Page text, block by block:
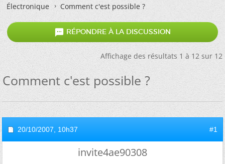
Électronique
Comment c'est possible ?
 RÉPONDRE À LA DISCUSSION
Affichage des résultats 1 à 12 sur 12
Comment c'est possible ?
20/10/2007, 10h37 #1
invite4ae90308